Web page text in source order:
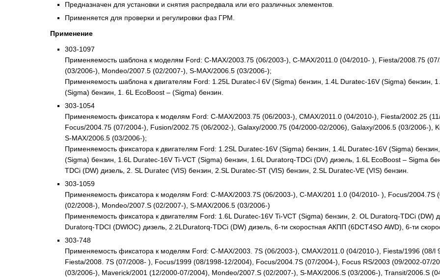
Предназначен для установки и снятия распредвала или его различных элементов.
Применяется для проверки и регулировки фаз ГРМ.
Применение
303-1097
Применяемость шаблона к моделям Ford: C-MAX/2003.75 (06/2003-), C-MAX/2011.0 (04/2010- ), Fiesta/2008.75
(03/2006-), Mondeo/2007.5 (02/2007-), S-MAX/2006.5 (03/2006-);
Применяемость шаблона к двигателям Ford: 1.25L Duratec-l 6V (Sigma) бензин, 1.4L Duratec-16V (Sigma) бензин,
(Sigma) бензин, 1. 6L EcoBoost – (Sigma) бензин.
303-1054
Применяемость фиксатора к моделям Ford: C-MAX/2003.75 (06/2003-), CMAX/2011.0 (04/2010-), Fiesta/2002.25
Focus/2004.75 (07/2004-), Fusion/2002.75 (06/2002-), Galaxy/2000.75 (04/2000-02/2006), Galaxy/2006.5 (03/2006-),
S-MAX/2006.5 (03/2006-);
Применяемость фиксатора к двигателям Ford: 1.2SL Duratec-16V (Sigma) бензин, 1.4L Duratec-16V (Sigma)
(Sigma) бензин, 1.6L Duratec-16V Ti-VCT (Sigma) бензин, 1.6L Duratorq-TDCi (DV) дизель, 1.6L EcoBoost – Sigma
TDCi (DW) дизель, 2. SL Duratec (VIS) бензин, 2.SL Duratec-ST (VIS) бензин, 2.SL Duratec-VE (VIS) бензин.
303-1059
Применяемость фиксатора к моделям Ford: C-MAX/2003.7S (06/2003-), C-MAX/201 1.0 (04/2010- ), Focus/2004.7S
(02/2008-), Mondeo/2007.S (02/2007-), S-MAX/2006.5 (03/2006-)
Применяемость фиксатора к двигателям Ford: 1.6L Duratec-16V Ti-VCT (Sigma) бензин, 2. OL Duratorq-TDCi (DW)
Duratorq-TDCI (DWlOC) дизель, 2.2LDuratorq-TDCi (DW) дизель, 6-ти скоростная АКПП (6DCT4SO AWD), 6-ти
303-748
Применяемость фиксатора к моделям Ford: C-MAX/2003. 7S (06/2003-), CMAX/2011.0 (04/2010-), Fiesta/1996 (08/l
Fiesta/2008. 7S (07/2008- ), Focus/1999 (08/1998-12/2004), Focus/2004.7S (07/2004-), Focus RS/2003 (09/2002-07/
(03/2006-), Maverick/2001 (12/2000-07/2004), Mondeo/2007.S (02/2007-), S-MAX/2006.S (03/2006-), Transit/2006.S